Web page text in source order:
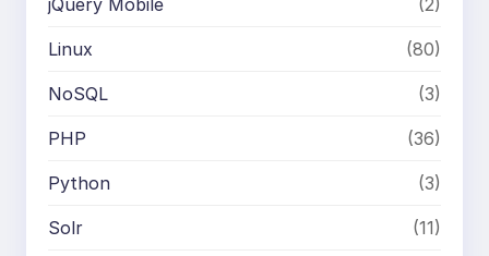
Linux (80)
NoSQL (3)
PHP (36)
Python (3)
Solr (11)